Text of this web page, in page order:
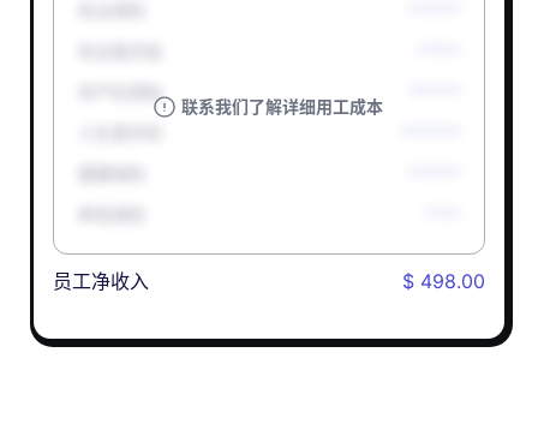
联系我们了解详细用工成本
孕产妇津贴
员工净收入 $ 498.00